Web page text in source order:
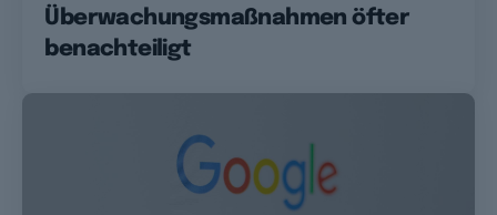
Überwachungsmaßnahmen öfter
benachteiligt